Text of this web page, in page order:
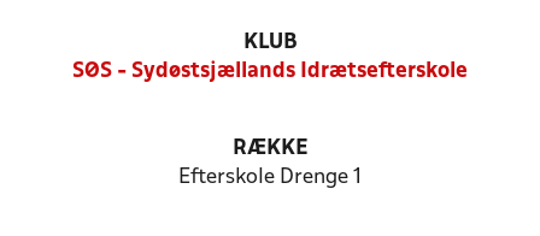
KLUB
SØS - Sydøstsjællands Idrætsefterskole
RÆKKE
Efterskole Drenge 1